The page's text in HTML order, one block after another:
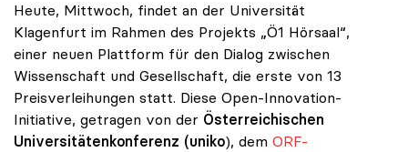
Heute, Mittwoch, findet an der Universität
Klagenfurt im Rahmen des Projekts „Ö1 Hörsaal“,
einer neuen Plattform für den Dialog zwischen
Wissenschaft und Gesellschaft, die erste von 13
Preisverleihungen statt. Diese Open-Innovation-
Initiative, getragen von der Österreichischen
Universitätenkonferenz (uniko), dem ORF-